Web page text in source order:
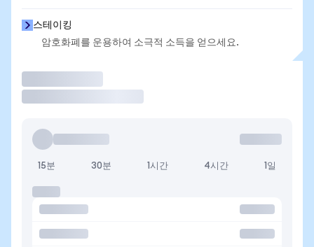
스테이킹
암호화폐를 운용하여 소극적 소득을 얻으세요.
15분 30분 1시간 4시간 1일